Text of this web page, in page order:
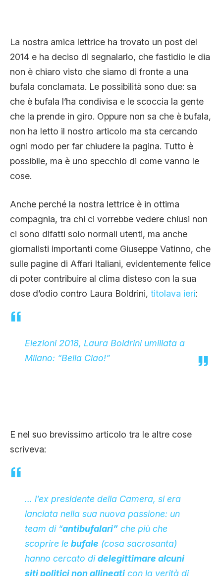
La nostra amica lettrice ha trovato un post del
2014 e ha deciso di segnalarlo, che fastidio le dia
non è chiaro visto che siamo di fronte a una
bufala conclamata. Le possibilità sono due: sa
che è bufala l’ha condivisa e le scoccia la gente
che la prende in giro. Oppure non sa che è bufala,
non ha letto il nostro articolo ma sta cercando
ogni modo per far chiudere la pagina. Tutto è
possibile, ma è uno specchio di come vanno le
cose.
Anche perché la nostra lettrice è in ottima
compagnia, tra chi ci vorrebbe vedere chiusi non
ci sono difatti solo normali utenti, ma anche
giornalisti importanti come Giuseppe Vatinno, che
sulle pagine di Affari Italiani, evidentemente felice
di poter contribuire al clima disteso con la sua
dose d’odio contro Laura Boldrini, titolava ieri:
Elezioni 2018, Laura Boldrini umiliata a
Milano: “Bella Ciao!”
E nel suo brevissimo articolo tra le altre cose
scriveva:
… l’ex presidente della Camera, si era
lanciata nella sua nuova passione: un
team di “antibufalari” che più che
scoprire le bufale (cosa sacrosanta)
hanno cercato didelegittimare alcuni
siti politici non allineati con la verità di